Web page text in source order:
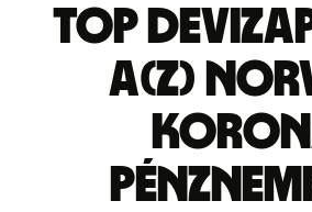
Top
a(z)